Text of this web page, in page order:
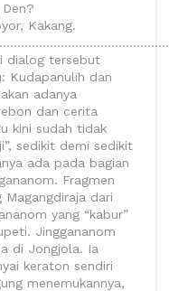
Kakang.
dialog tersebut
Kudapanulih dan
adanya
dan cerita
kini sudah tidak
sedikit demi sedikit
ada pada bagian
Fragmen
Magangdiraja dari
yang “kabur”
Jinggananom
di Jongjola. Ia
keraton sendiri
menemukannya,